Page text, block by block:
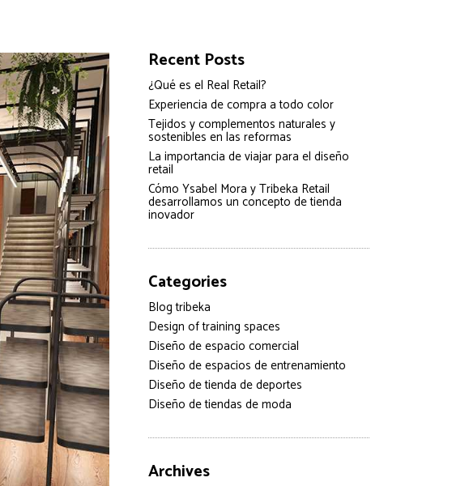
Recent Posts
¿Qué es el Real Retail?
Experiencia de compra a todo color
Tejidos y complementos naturales y
sostenibles en las reformas
La importancia de viajar para el diseño
retail
Cómo Ysabel Mora y Tribeka Retail
desarrollamos un concepto de tienda
inovador
Categories
Blog tribeka
Design of training spaces
Diseño de espacio comercial
Diseño de espacios de entrenamiento
Diseño de tienda de deportes
Diseño de tiendas de moda
Archives